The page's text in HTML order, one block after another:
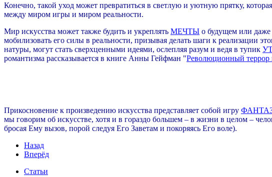
Конечно, такой уход может превратиться в светлую и уютную прятку,
между миром игры и миром реальности.
Мир искусства может также будить и укреплять МЕЧТЫ о будущем или даже
мобилизовать его силы в реальности, призывая делать шаги к реализации
натуры, могут стать сверхценными идеями, ослепляя разум и ведя в тупик
романтизма рассказывается в книге Анны Гейфман "Революционный террор
Прикосновение к произведению искусства представляет собой игру
мы говорим об искусстве, хотя и в гораздо большем – в жизни в целом –
бросая Ему вызов, порой следуя Его Заветам и покоряясь Его воле).
Назад
Вперёд
Статьи